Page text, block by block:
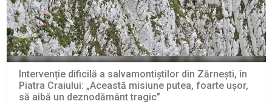
Intervenție dificilă a salvamontiștilor din Zărnești, în
Piatra Craiului: „Această misiune putea, foarte ușor,
să aibă un deznodământ tragic”